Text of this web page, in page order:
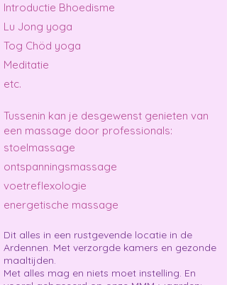
Introductie Bhoedisme
Lu Jong yoga
Tog Chöd yoga
Meditatie
etc.
Tussenin kan je desgewenst genieten van
een massage door professionals:
stoelmassage
ontspanningsmassage
voetreflexologie
energetische massage
Dit alles in een rustgevende locatie in de
Ardennen. Met verzorgde kamers en gezonde
maaltijden.
Met alles mag en niets moet instelling. En